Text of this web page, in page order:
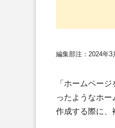
編集部注：2024年3
「ホームペー
ったようなホ
作成する際に、